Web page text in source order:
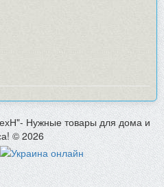
Нужные товары для дома и
© 2026